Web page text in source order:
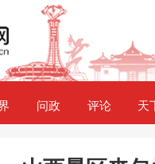
问政 评论 天